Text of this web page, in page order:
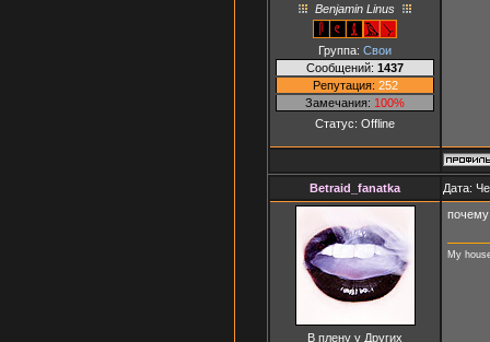
Benjamin Linus
Группа: Свои
Сообщений: 1437
Репутация: 252
Замечания: 100%
Статус: Offline
Betraid_fanatka Дата:
В плену у Других
почему
My